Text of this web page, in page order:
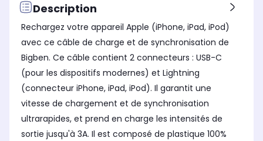
Description
Rechargez votre appareil Apple (iPhone, iPad, iPod)
avec ce câble de charge et de synchronisation de
Bigben. Ce câble contient 2 connecteurs : USB-C
(pour les dispositifs modernes) et Lightning
(connecteur iPhone, iPad, iPod). Il garantit une
vitesse de chargement et de synchronisation
ultrarapides, et prend en charge les intensités de
sortie jusqu'à 3A. Il est composé de plastique 100%